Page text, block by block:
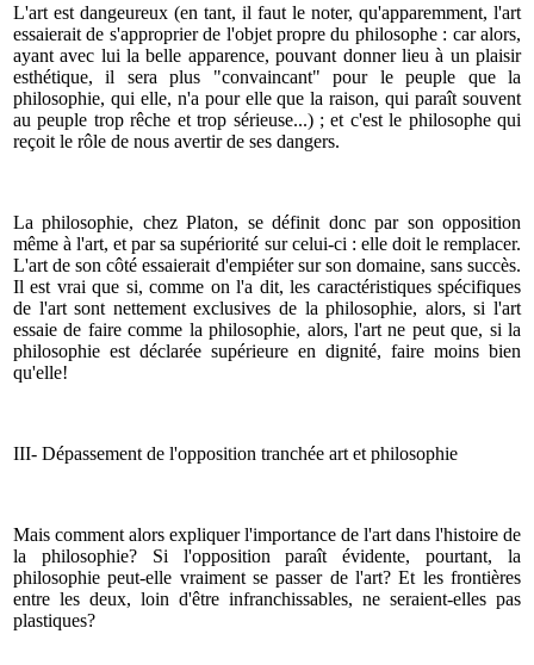
L'art est dangeureux (en tant, il faut le noter, qu'apparemment, l'art
essaierait de s'approprier de l'objet propre du philosophe : car alors,
ayant avec lui la belle apparence, pouvant donner lieu à un plaisir
esthétique, il sera plus "convaincant" pour le peuple que la
philosophie, qui elle, n'a pour elle que la raison, qui paraît souvent
au peuple trop rêche et trop sérieuse...) ; et c'est le philosophe qui
reçoit le rôle de nous avertir de ses dangers.
La philosophie, chez Platon, se définit donc par son opposition
même à l'art, et par sa supériorité sur celui-ci : elle doit le remplacer.
L'art de son côté essaierait d'empiéter sur son domaine, sans succès.
Il est vrai que si, comme on l'a dit, les caractéristiques spécifiques
de l'art sont nettement exclusives de la philosophie, alors, si l'art
essaie de faire comme la philosophie, alors, l'art ne peut que, si la
philosophie est déclarée supérieure en dignité, faire moins bien
qu'elle!
III- Dépassement de l'opposition tranchée art et philosophie
Mais comment alors expliquer l'importance de l'art dans l'histoire de
la philosophie? Si l'opposition paraît évidente, pourtant, la
philosophie peut-elle vraiment se passer de l'art? Et les frontières
entre les deux, loin d'être infranchissables, ne seraient-elles pas
plastiques?